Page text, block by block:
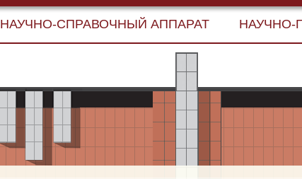
НАУЧНО-СПРАВОЧНЫЙ АППАРАТ НАУЧНО-